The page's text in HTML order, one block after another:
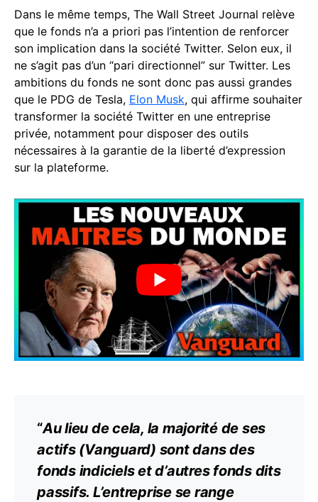
Dans le même temps, The Wall Street Journal relève
que le fonds n’a a priori pas l’intention de renforcer
son implication dans la société Twitter. Selon eux, il
ne s’agit pas d’un “pari directionnel” sur Twitter. Les
ambitions du fonds ne sont donc pas aussi grandes
que le PDG de Tesla, Elon Musk, qui affirme souhaiter
transformer la société Twitter en une entreprise
privée, notamment pour disposer des outils
nécessaires à la garantie de la liberté d’expression
sur la plateforme.
“Au lieu de cela, la majorité de ses
actifs(Vanguard) sont dans des
fonds indiciels et d’autres fonds dits
passifs. L’entreprise se range